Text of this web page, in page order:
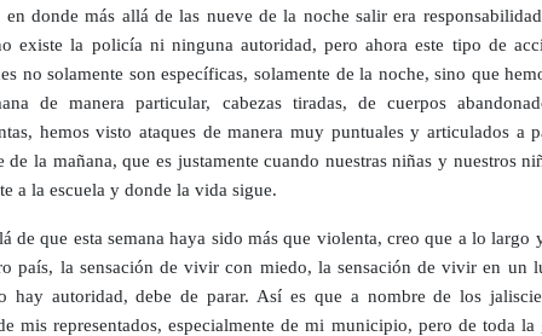
donde más allá de las nueve de la noche salir era
existe la policía ni ninguna autoridad, pero ahora este tipo de
no solamente son específicas, solamente de la noche, sino que
de manera particular, cabezas tiradas, de cuerpos
hemos visto ataques de manera muy puntuales y articulados a
de la mañana, que es justamente cuando nuestras niñas y nuestros
a la escuela y donde la vida sigue.
de que esta semana haya sido más que violenta, creo que a lo largo
país, la sensación de vivir con miedo, la sensación de vivir en un
hay autoridad, debe de parar. Así es que a nombre de los
mis representados, especialmente de mi municipio, pero de toda la